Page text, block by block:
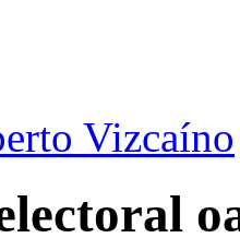
Vizcaíno